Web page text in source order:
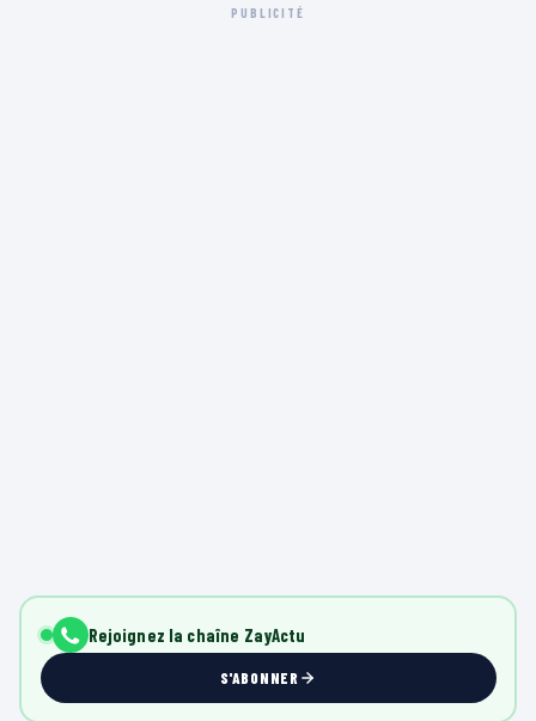
PUBLICITÉ
Rejoignez la chaîne ZayActu
S'ABONNER